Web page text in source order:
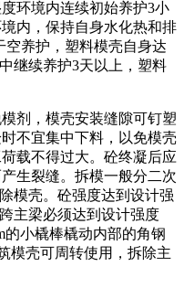
环境内连续初始养护3小
内，保持自身水化热和排
空养护，塑料模壳自身达
继续养护3天以上，塑料
剂，模壳安装缝隙可钉塑
不宜集中下料，以免模壳
载不得过大。砼终凝后应
生裂缝。拆模一般分二次
模壳。砼强度达到设计强
主梁必须达到设计强度
的小橇棒橇动内部的角钢
模壳可周转使用，拆除主